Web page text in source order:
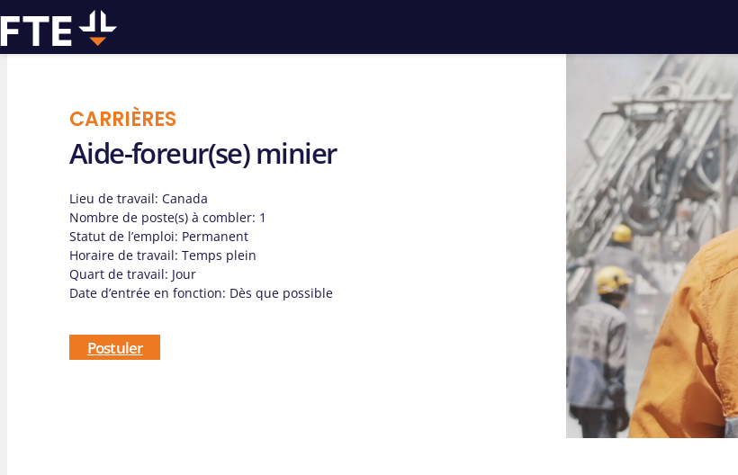
CARRIÈRES
Aide-foreur(se) minier
Lieu de travail: Canada
Nombre de poste(s) à combler: 1
Statut de l’emploi: Permanent
Horaire de travail: Temps plein
Quart de travail: Jour
Date d’entrée en fonction: Dès que possible
Postuler
Nous pouvons
vous aider pour vos
travaux de forage.
Contactez-nous